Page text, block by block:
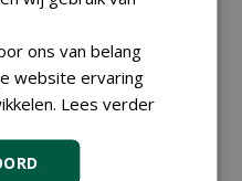
ons van belang
website ervaring
Lees verder